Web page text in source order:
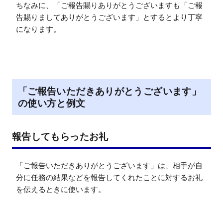
ちなみに、「ご報告賜りありがとうございますも「ご報
告賜りましてありがとうございます」とするとより丁寧
になります。
「ご報告いただきありがとうございます」
の使い方と例文
報告してもらったお礼
「ご報告いただきありがとうございます」は、相手が自
分に任務の結果などを報告してくれたことに対するお礼
を伝えるときに使います。